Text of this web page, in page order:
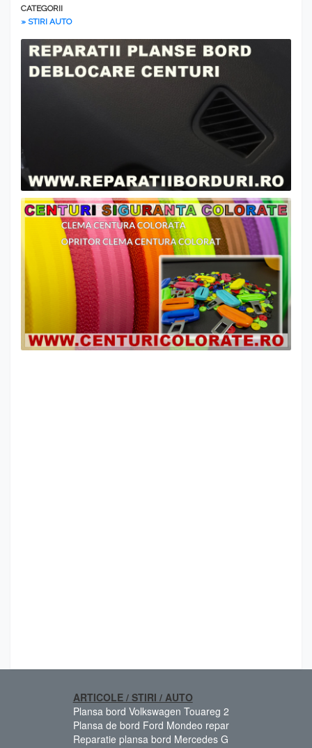
CATEGORII
» STIRI AUTO
ARTICOLE / STIRI / AUTO
Plansa bord Volkswagen Touareg 2
Plansa de bord Ford Mondeo repar
Reparatie plansa bord Mercedes G